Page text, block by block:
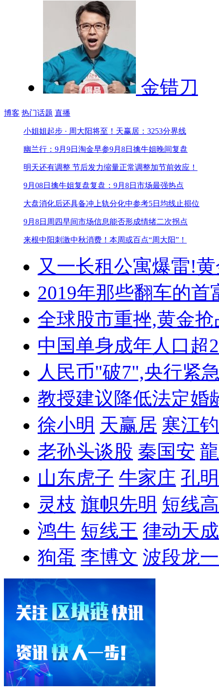
金错刀
博客 热门话题 直播
小姐姐起步 · 周大阳将至！ 天赢居：3253分界线
幽兰行：9月9日淘金早参9月8日擒牛姐晚间复盘
明天还有调整 节后发力缩量正常调整加节前效应！
9月08日擒牛姐复盘复盘：9月8日市场最强热点
大盘消化后还具备冲上轨分化中参考5日均线止损位
9月8日周四早间市场信息能否形成情绪二次拐点
来根中阳刺激中秋消费！ 本周或百点“周大阳”！
又一长租公寓爆雷!
2019年那些翻车的首
全球股市重挫,黄金抢
中国单身成年人口超
人民币"破7",央行紧
教授建议降低法定婚
徐小明 天赢居 寒江
老孙头谈股 秦国安
山东虎子 牛家庄 孔
灵枝 旗帜先明 短线
鸿牛 短线王 律动天成
狗蛋 李博文 波段龙一